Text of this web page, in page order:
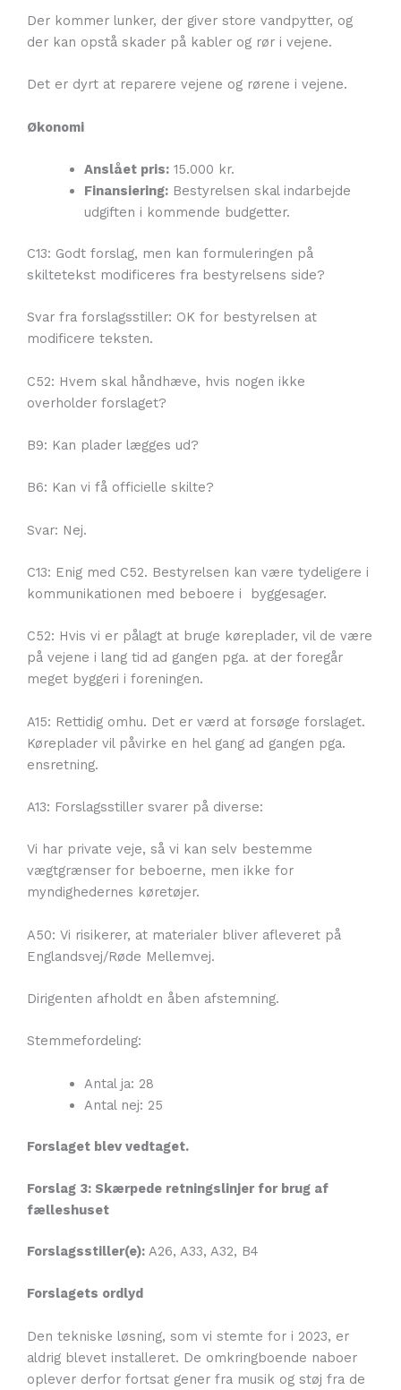
Der kommer lunker, der giver store vandpytter, og
der kan opstå skader på kabler og rør i vejene.
Det er dyrt at reparere vejene og rørene i vejene.
Økonomi
Anslået pris:15.000 kr.
Finansiering:Bestyrelsen skal indarbejde
udgiften i kommende budgetter.
C13: Godt forslag, men kan formuleringen på
skiltetekst modificeres fra bestyrelsens side?
Svar fra forslagsstiller: OK for bestyrelsen at
modificere teksten.
C52: Hvem skal håndhæve, hvis nogen ikke
overholder forslaget?
B9: Kan plader lægges ud?
B6: Kan vi få officielle skilte?
Svar: Nej.
C13: Enig med C52. Bestyrelsen kan være tydeligere i
kommunikationen med beboere i byggesager.
C52: Hvis vi er pålagt at bruge køreplader, vil de være
på vejene i lang tid ad gangen pga. at der foregår
meget byggeri i foreningen.
A15: Rettidig omhu. Det er værd at forsøge forslaget.
Køreplader vil påvirke en hel gang ad gangen pga.
ensretning.
A13: Forslagsstiller svarer på diverse:
Vi har private veje, så vi kan selv bestemme
vægtgrænser for beboerne, men ikke for
myndighedernes køretøjer.
A50: Vi risikerer, at materialer bliver afleveret på
Englandsvej/Røde Mellemvej.
Dirigenten afholdt en åben afstemning.
Stemmefordeling:
Antal ja: 28
Antal nej: 25
Forslaget blev vedtaget.
Forslag 3: Skærpede retningslinjer for brug af
fælleshuset
Forslagsstiller(e): A26, A33, A32, B4
Forslagets ordlyd
Den tekniske løsning, som vi stemte for i 2023, er
aldrig blevet installeret. De omkringboende naboer
oplever derfor fortsat gener fra musik og støj fra de